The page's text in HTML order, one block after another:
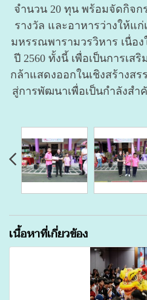
จำนวน 20 ทุน พร้อมจัดกิจก
รางวัล และอาหารว่างให้แก่
มหรรณพารามวรวิหาร เนื่อ
ปี 2560 ทั้งนี้ เพื่อเป็นการเส
กล้าแสดงออกในเชิงสร้างส
สู่การพัฒนาเพื่อเป็นกำลังสำ
เนื้อหาที่เกี่ยวข้อง